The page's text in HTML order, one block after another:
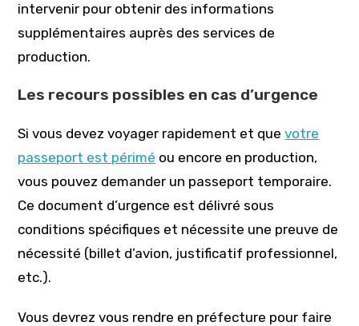
intervenir pour obtenir des informations
supplémentaires auprès des services de
production.
Les recours possibles en cas d’urgence
Si vous devez voyager rapidement et quevotre
passeport est périmé ou encore en production,
vous pouvez demander un passeport temporaire.
Ce document d’urgence est délivré sous
conditions spécifiques et nécessite une preuve de
nécessité (billet d’avion, justificatif professionnel,
etc.).
Vous devrez vous rendre en préfecture pour faire